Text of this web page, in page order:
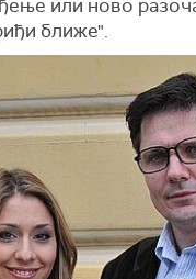
или ново
ближе".